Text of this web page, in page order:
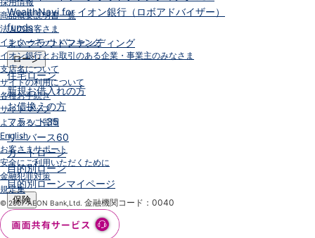
WealthNavi for イオン銀行（ロボアドバイザー）
funds
まいクラウドファンディング
ローン
住宅ローン
新規お借入れの方
お借換えの方
フラット35
リ・バース60
カードローン
目的別ローン
目的別ローンマイページ
保険
保険
個人年金保険
商品概要説明書一覧
法人のお客さま
インターネットバンキング
イオン銀行とお取引のある企業・事業主のみなさま
支店名について
サイトの利用について
各種お手続き
サイトマップ
よくあるご質問
English
お客さまサポート
安全にご利用いただくために
金融犯罪対策
規定集
© 2007 AEON Bank,Ltd. 金融機関コード：0040